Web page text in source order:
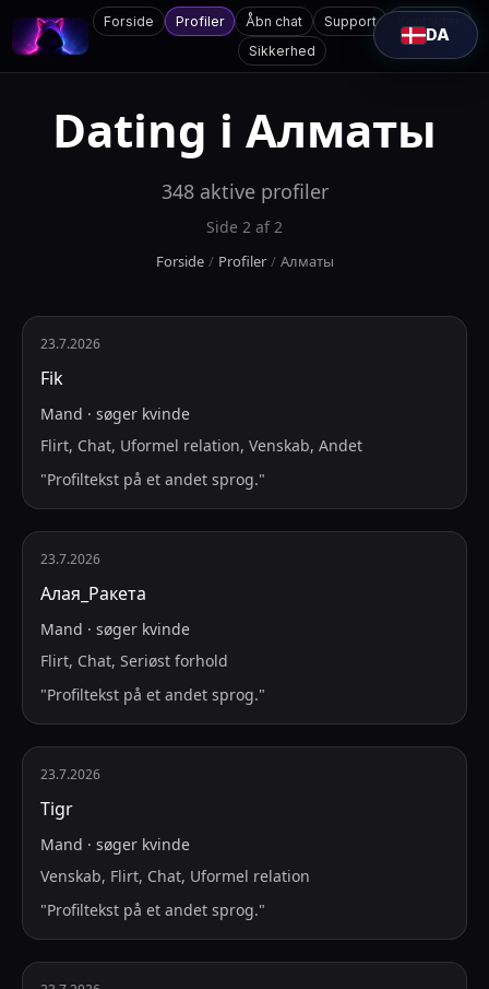
Forside Profiler Åbn chat Support
Sikkerhed
DA
Dating i Алматы
348 aktive profiler
Side 2 af 2
Forside / Profiler / Алматы
23.7.2026
Fik
Mand · søger kvinde
Flirt, Chat, Uformel relation, Venskab, Andet
"Profiltekst på et andet sprog."
23.7.2026
Алая_Ракета
Mand · søger kvinde
Flirt, Chat, Seriøst forhold
"Profiltekst på et andet sprog."
23.7.2026
Tigr
Mand · søger kvinde
Venskab, Flirt, Chat, Uformel relation
"Profiltekst på et andet sprog."